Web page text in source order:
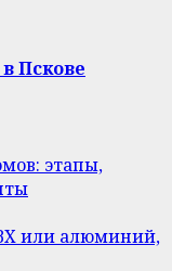
Пскове
этапы,
или алюминий,